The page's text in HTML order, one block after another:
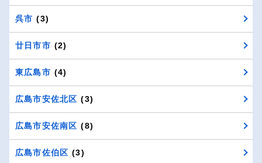
呉市 (3)
廿日市市 (2)
東広島市 (4)
広島市安佐北区 (3)
広島市安佐南区 (8)
広島市佐伯区 (3)